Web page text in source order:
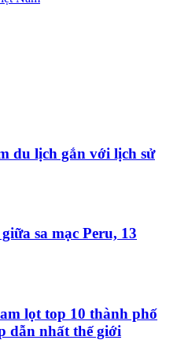
du lịch gắn với lịch sử
sa mạc Peru, 13
lọt top 10 thành phố
dẫn nhất thế giới